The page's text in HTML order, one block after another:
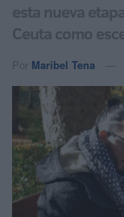
esta nueva
Ceuta como
Por Maribel Tena